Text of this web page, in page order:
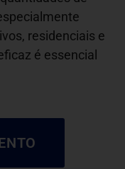
residenciais e
é essencial